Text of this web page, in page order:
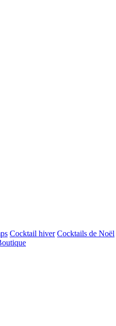
Cocktail hiver Cocktails de Noël